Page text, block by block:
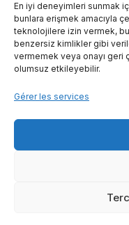
En iyi deneyimleri sunmak
bunlara erişmek amacıyla
teknolojilere izin vermek,
benzersiz kimlikler gibi
vermemek veya onayı
olumsuz etkileyebilir.
Gérer les services
Page
Kalite
©